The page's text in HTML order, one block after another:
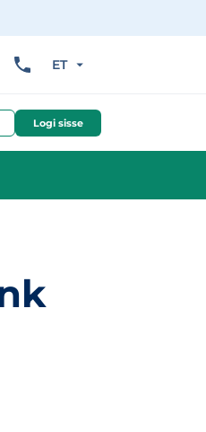
ET
Logi sisse